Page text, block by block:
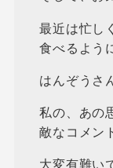
最近は忙し
食べるよう
はんぞうさ
私の、あの
敵なコメン
大変有難い